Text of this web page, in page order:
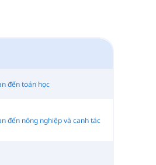
đến toán học
đến nông nghiệp và canh tác